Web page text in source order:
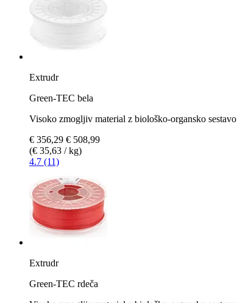
Extrudr
Green-TEC bela
Visoko zmogljiv material z biološko-organsko sestavo
€ 356,29 € 508,99
(€ 35,63 / kg)
4.7 (11)
Extrudr
Green-TEC rdeča